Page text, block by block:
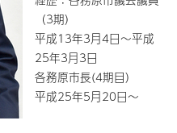
（3期）
平成13年3月4日～平成
25年3月3日
各務原市長(4期目）
平成25年5月20日～